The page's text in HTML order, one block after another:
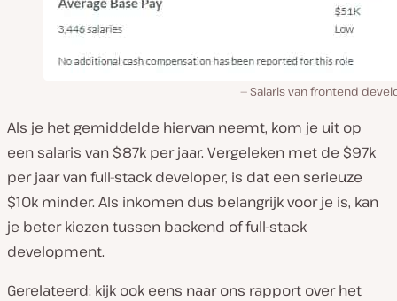
Salaris van frontend
Als je het gemiddelde hiervan neemt, kom je uit op
een salaris van $87k per jaar. Vergeleken met de $97k
per jaar van full-stack developer, is dat een serieuze
$10k minder. Als inkomen dus belangrijk voor je is, kan
je beter kiezen tussen backend of full-stack
development.
Gerelateerd: kijk ook eens naar ons rapport over het